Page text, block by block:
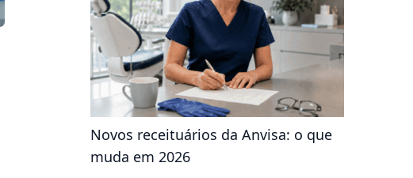
Novos receituários da Anvisa: o que
muda em 2026